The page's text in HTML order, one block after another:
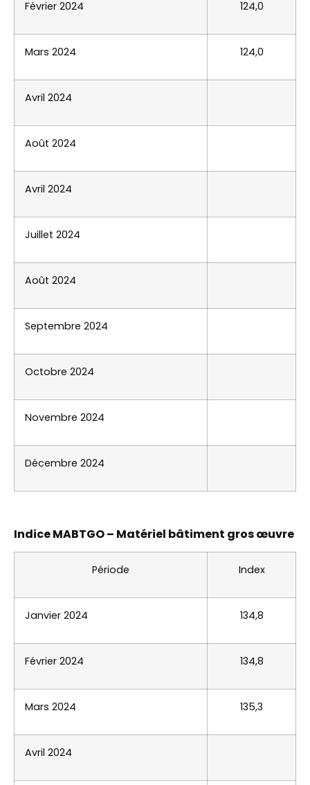
Février 2024 124,0
Mars 2024 124,0
Avril 2024
Août 2024
Avril 2024
Juillet 2024
Août 2024
Septembre 2024
Octobre 2024
Novembre 2024
Décembre 2024
Indice MABTGO – Matériel bâtiment gros œuvre
Période Index
Janvier 2024 134,8
Février 2024 134,8
Mars 2024 135,3
Avril 2024